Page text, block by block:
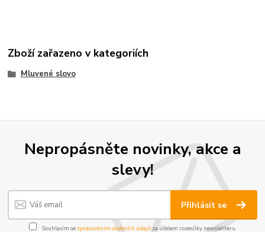
Zboží zařazeno v kategoriích
Mluvené slovo
Nepropásněte novinky, akce a
slevy!
Přihlásit se
Souhlasím se zpracováním osobních údajůza účelem rozesílky newsletteru.